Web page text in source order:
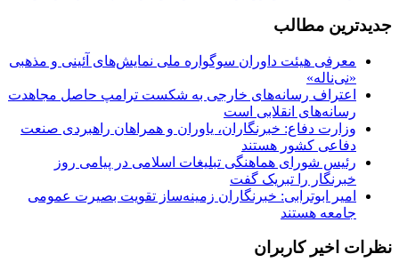
جدیدترین مطالب
معرفی هیئت داوران سوگواره ملی نمایش‌های آئینی و مذهبی
«نی‌ناله»
اعتراف رسانه‌های خارجی به شکست ترامپ حاصل مجاهدت
رسانه‌های انقلابی است
وزارت دفاع: خبرنگاران، یاوران و همراهان راهبردی صنعت
دفاعی کشور هستند
رئیس شورای هماهنگی تبلیغات اسلامی در پیامی روز
خبرنگار را تبریک گفت
امیر ابوترابی: خبرنگاران زمینه‌ساز تقویت بصیرت عمومی
جامعه هستند
نظرات اخیر کاربران